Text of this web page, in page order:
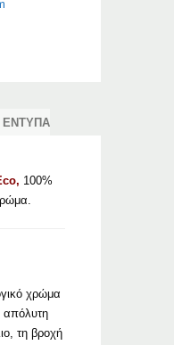
ΕΝΤΥΠΑ
100%
χρώμα
απόλυτη
τη βροχή